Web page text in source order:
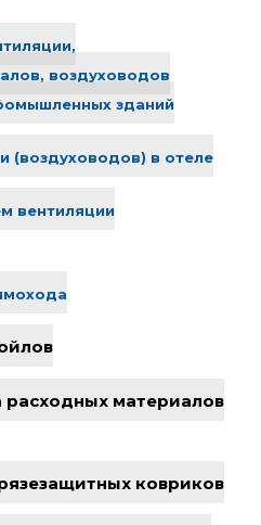
воздуховодов
зданий
(воздуховодов) в отеле
вентиляции
материалов
ковриков